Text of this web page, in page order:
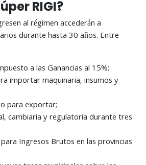
RIGI?
al régimen accederán a
durante hasta 30 años. Entre
a las Ganancias al 15%;
importar maquinaria, insumos y
para exportar;
cambiaria y regulatoria durante tres
Ingresos Brutos en las provincias